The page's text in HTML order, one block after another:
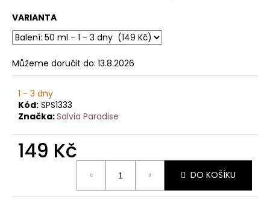
VARIANTA
Můžeme doručit do: 13.8.2026
1 - 3 dny
Kód: SPS1333
Značka:Salvia Paradise
149 Kč
DO KOŠÍKU
o
p
o
u
č
u
e
m
e